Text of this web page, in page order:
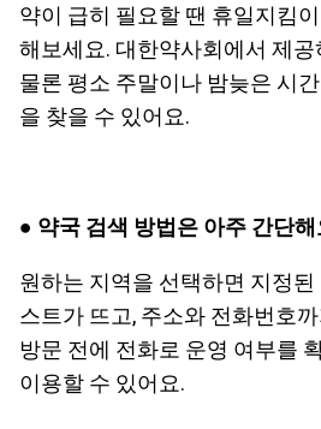
약이 급히 필요할 땐 휴일지킴
해보세요. 대한약사회에서 제
물론 평소 주말이나 밤늦은 시
을 찾을 수 있어요.
● 약국 검색 방법은 아주 간단해
원하는 지역을 선택하면 지정된
스트가 뜨고, 주소와 전화번호
방문 전에 전화로 운영 여부를
이용할 수 있어요.